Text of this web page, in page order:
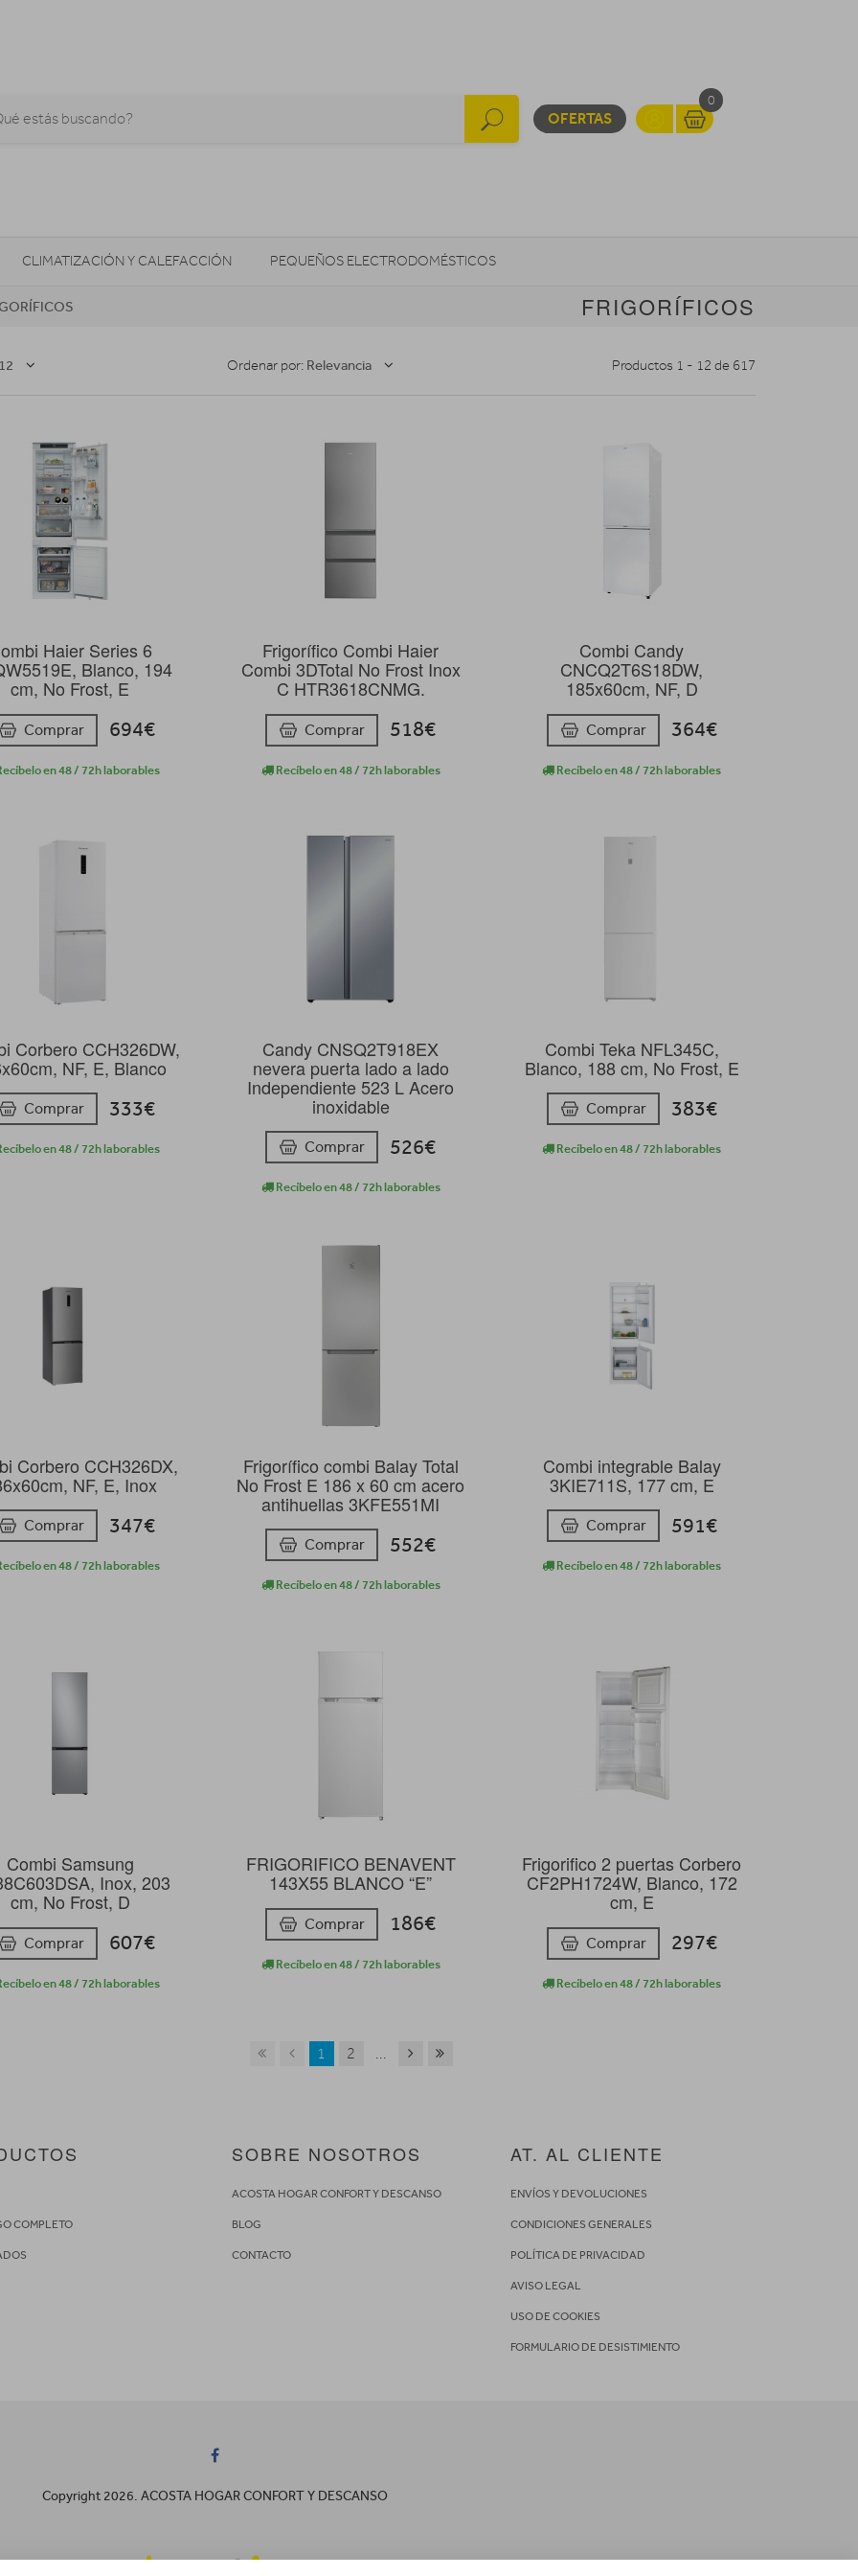
OFERTAS
0
CLIMATIZACIÓN Y CALEFACCIÓN PEQUEÑOS ELECTRODOMÉSTICOS
SONIDO / AUDIO MOVILIDAD URBANA
HIGIENE Y SALUD ENERGÍA
FRIGORÍFICOS
Ordenar por: Relevancia Productos 1 - 12 de 617
Haier Series 6
Blanco, 194
cm, No Frost, E
Comprar 694€
en 48 / 72h laborables
Frigorífico Combi Haier
Combi 3DTotal No Frost Inox
C HTR3618CNMG.
Comprar 518€
Recíbelo en 48 / 72h laborables
Combi Candy
CNCQ2T6S18DW,
185x60cm, NF, D
Comprar 364€
Recíbelo en 48 / 72h laborables
Corbero CCH326DW,
NF, E, Blanco
Comprar 333€
en 48 / 72h laborables
Candy CNSQ2T918EX
nevera puerta lado a lado
Independiente 523 L Acero
inoxidable
Comprar 526€
Recíbelo en 48 / 72h laborables
Combi Teka NFL345C,
Blanco, 188 cm, No Frost, E
Comprar 383€
Recíbelo en 48 / 72h laborables
Corbero CCH326DX,
NF, E, Inox
Comprar 347€
en 48 / 72h laborables
Frigorífico combi Balay Total
No Frost E 186 x 60 cm acero
antihuellas 3KFE551MI
Comprar 552€
Recíbelo en 48 / 72h laborables
Combi integrable Balay
3KIE711S, 177 cm, E
Comprar 591€
Recíbelo en 48 / 72h laborables
Combi Samsung
Inox, 203
cm, No Frost, D
Comprar 607€
en 48 / 72h laborables
FRIGORIFICO BENAVENT
143X55 BLANCO “E”
Comprar 186€
Recíbelo en 48 / 72h laborables
Frigorifico 2 puertas Corbero
CF2PH1724W, Blanco, 172
cm, E
Comprar 297€
Recíbelo en 48 / 72h laborables
1 2
COMPLETO
SOBRE NOSOTROS
ACOSTA HOGAR CONFORT Y DESCANSO
BLOG
CONTACTO
AT. AL CLIENTE
ENVÍOS Y DEVOLUCIONES
CONDICIONES GENERALES
POLÍTICA DE PRIVACIDAD
AVISO LEGAL
USO DE COOKIES
FORMULARIO DE DESISTIMIENTO
Copyright 2026. ACOSTA HOGAR CONFORT Y DESCANSO